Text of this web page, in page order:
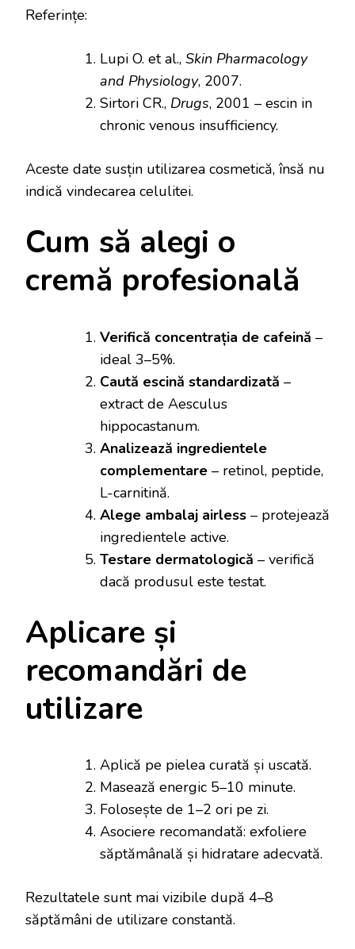
Referințe:
Lupi O. et al., Skin Pharmacology
and Physiology, 2007.
Sirtori CR., Drugs, 2001 – escin in
chronic venous insufficiency.
Aceste date susțin utilizarea cosmetică, însă nu
indică vindecarea celulitei.
Cum să alegi o
cremă profesională
Verifică concentrația de cafeină –
ideal 3–5%.
Caută escină standardizată –
extract de Aesculus
hippocastanum.
Analizează ingredientele
complementare – retinol, peptide,
L-carnitină.
Alege ambalaj airless – protejează
ingredientele active.
Testare dermatologică – verifică
dacă produsul este testat.
Aplicare și
recomandări de
utilizare
Aplică pe pielea curată și uscată.
Masează energic 5–10 minute.
Folosește de 1–2 ori pe zi.
Asociere recomandată: exfoliere
săptămânală și hidratare adecvată.
Rezultatele sunt mai vizibile după 4–8
săptămâni de utilizare constantă.